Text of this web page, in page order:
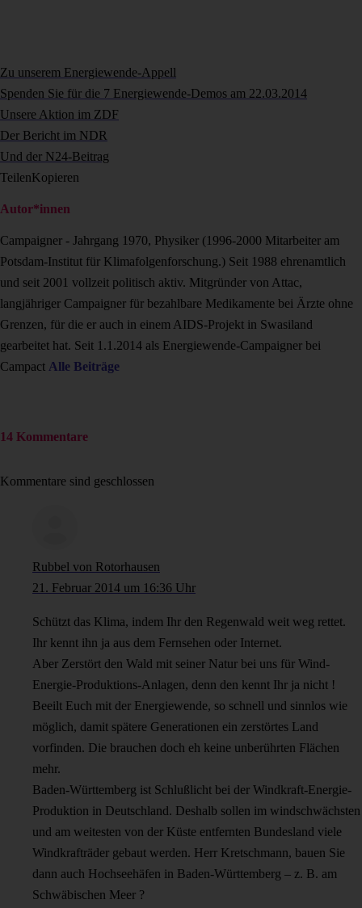
Zu unserem Energiewende-Appell
Spenden Sie für die 7 Energiewende-Demos am 22.03.2014
Unsere Aktion im ZDF
Der Bericht im NDR
Und der N24-Beitrag
TeilenKopieren
Autor*innen
Campaigner - Jahrgang 1970, Physiker (1996-2000 Mitarbeiter am
Potsdam-Institut für Klimafolgenforschung.) Seit 1988 ehrenamtlich
und seit 2001 vollzeit politisch aktiv. Mitgründer von Attac,
langjähriger Campaigner für bezahlbare Medikamente bei Ärzte ohne
Grenzen, für die er auch in einem AIDS-Projekt in Swasiland
gearbeitet hat. Seit 1.1.2014 als Energiewende-Campaigner bei
Campact Alle Beiträge
14 Kommentare
Kommentare sind geschlossen
Rubbel von Rotorhausen
21. Februar 2014 um 16:36 Uhr
Schützt das Klima, indem Ihr den Regenwald weit weg rettet.
Ihr kennt ihn ja aus dem Fernsehen oder Internet.
Aber Zerstört den Wald mit seiner Natur bei uns für Wind-
Energie-Produktions-Anlagen, denn den kennt Ihr ja nicht !
Beeilt Euch mit der Energiewende, so schnell und sinnlos wie
möglich, damit spätere Generationen ein zerstörtes Land
vorfinden. Die brauchen doch eh keine unberührten Flächen
mehr.
Baden-Württemberg ist Schlußlicht bei der Windkraft-Energie-
Produktion in Deutschland. Deshalb sollen im windschwächsten
und am weitesten von der Küste entfernten Bundesland viele
Windkrafträder gebaut werden. Herr Kretschmann, bauen Sie
dann auch Hochseehäfen in Baden-Württemberg – z. B. am
Schwäbischen Meer ?